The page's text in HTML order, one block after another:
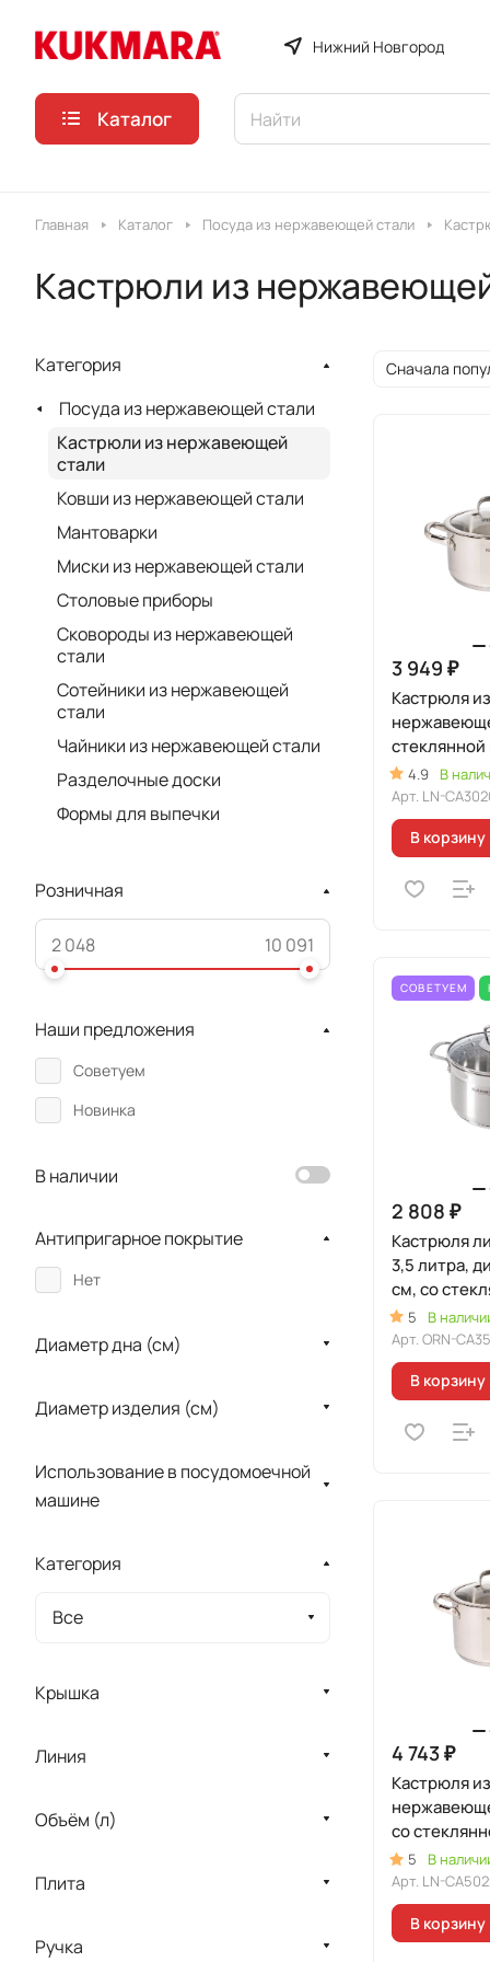
Нижний Новгород
Каталог
Главная Каталог Посуда из нержавеющей стали
Кастрюли из
Сначала
3 949 ₽
Кастрюля из
линия
4.9
В
Арт. LN-
В корзину
СОВЕТУЕМ
2 808 ₽
Кастрюля
3,5 литра,
см, со
крышкой
5
В
Арт. ORN-
В корзину
4 743 ₽
Кастрюля из
со
линия
5
В
Арт. LN-
В корзину
Категория
Посуда из нержавеющей стали
Кастрюли из нержавеющей
стали
Ковши из нержавеющей стали
Мантоварки
Миски из нержавеющей стали
Cтоловые приборы
Сковороды из нержавеющей
стали
Сотейники из нержавеющей
стали
Чайники из нержавеющей стали
Разделочные доски
Формы для выпечки
Розничная
Наши предложения
Советуем
Новинка
В наличии
Антипригарное покрытие
Нет
Диаметр дна (см)
Диаметр изделия (см)
Использование в посудомоечной
машине
Категория
Все
Крышка
Линия
Объём (л)
Плита
Ручка